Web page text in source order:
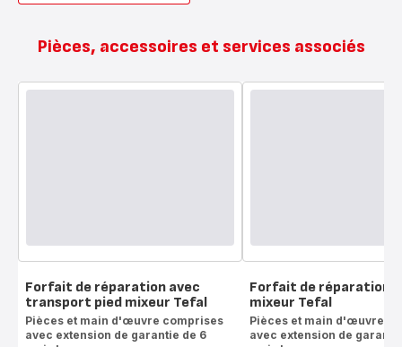
Pièces, accessoires et services associés
Forfait de réparation avec
transport pied mixeur Tefal
Pièces et main d'œuvre comprises
avec extension de garantie de 6
Forfait de réparation
mixeur Tefal
Pièces et main d'œuvre
avec extension de